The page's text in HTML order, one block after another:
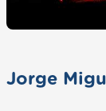
Jorge